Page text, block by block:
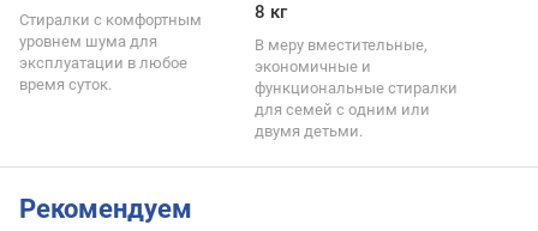
Стиралки с комфортным
уровнем шума для
эксплуатации в любое
время суток.
8 кг
В меру вместительные,
экономичные и
функциональные стиралки
для семей с одним или
двумя детьми.
Рекомендуем